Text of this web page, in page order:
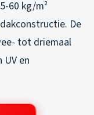
60 kg/m²
De
tot driemaal
en